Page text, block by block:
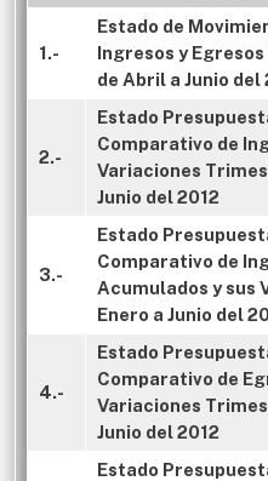
1.-
Estado de
Ingresos y
de Abril a Junio del
2.-
Estado
Comparativo de
Variaciones
Junio del 2012
3.-
Estado
Comparativo de
Acumulados y sus
Enero a Junio del
4.-
Estado
Comparativo de
Variaciones
Junio del 2012
Estado